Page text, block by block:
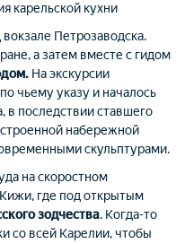
карельской кухни
Петрозаводска.
а затем вместе с гидом
На экскурсии
чьему указу и началось
в последствии ставшего
набережной
скульптурами.
на скоростном
Кижи, где под открытым
зодчества. Когда-то
со всей Карелии, чтобы